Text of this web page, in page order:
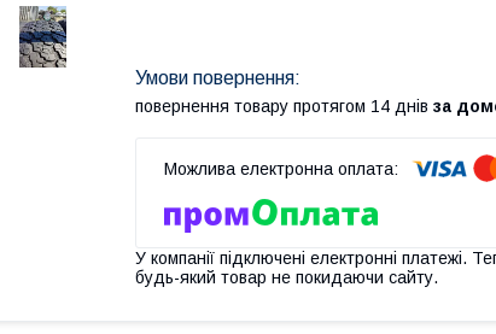
повернення товару протягом 14 днів за
У компанії підключені електронні платежі.
будь-який товар не покидаючи сайту.